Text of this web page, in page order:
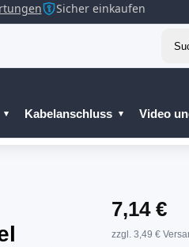
Sicher einkaufen
Kabelanschluss Video
7,14 €
zzgl. 3,49 €